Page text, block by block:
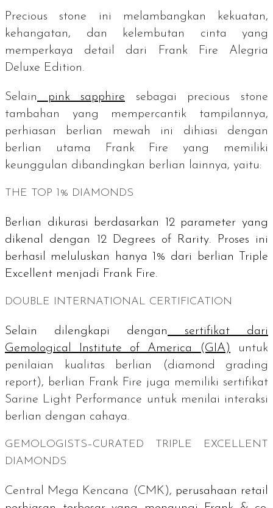
Precious stone ini melambangkan kekuatan,
kehangatan, dan kelembutan cinta yang
memperkaya detail dari Frank Fire Alegria
Deluxe Edition.
Selain pink sapphire sebagai precious stone
tambahan yang mempercantik tampilannya,
perhiasan berlian mewah ini dihiasi dengan
berlian utama Frank Fire
yang memiliki
keunggulan dibandingkan berlian lainnya, yaitu:
THE TOP 1% DIAMONDS
Berlian dikurasi berdasarkan 12 parameter yang
dikenal dengan
12 Degrees of Rarity. Proses ini
berhasil meluluskan hanya 1% dari berlian
Triple
Excellent menjadi Frank Fire.
DOUBLE INTERNATIONAL CERTIFICATION
Selain dilengkapi dengan
sertifikat dari
Gemological Institute of America
(GIA) untuk
penilaian kualitas berlian (diamond grading
report), berlian Frank Fire juga memiliki sertifikat
Sarine Light Performance untuk menilai interaksi
berlian dengan cahaya.
GEMOLOGISTS–CURATED TRIPLE EXCELLENT
DIAMONDS
Central Mega Kencana (CMK), perusahaan retail